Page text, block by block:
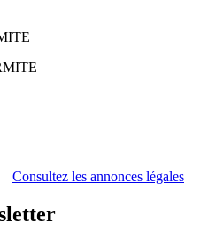
Consultez les annonces légales